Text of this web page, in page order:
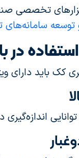
تخصصی
توسعه
کک باید
تا حدود 1500 درجه